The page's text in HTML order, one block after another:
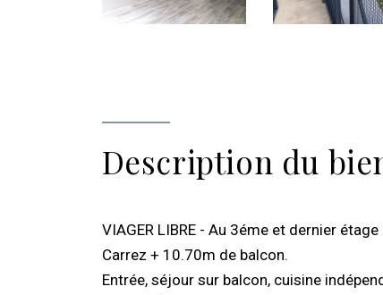
Description du
VIAGER LIBRE - Au 3éme et dernier
Carrez + 10.70m de balcon.
Entrée, séjour sur balcon, cuisine